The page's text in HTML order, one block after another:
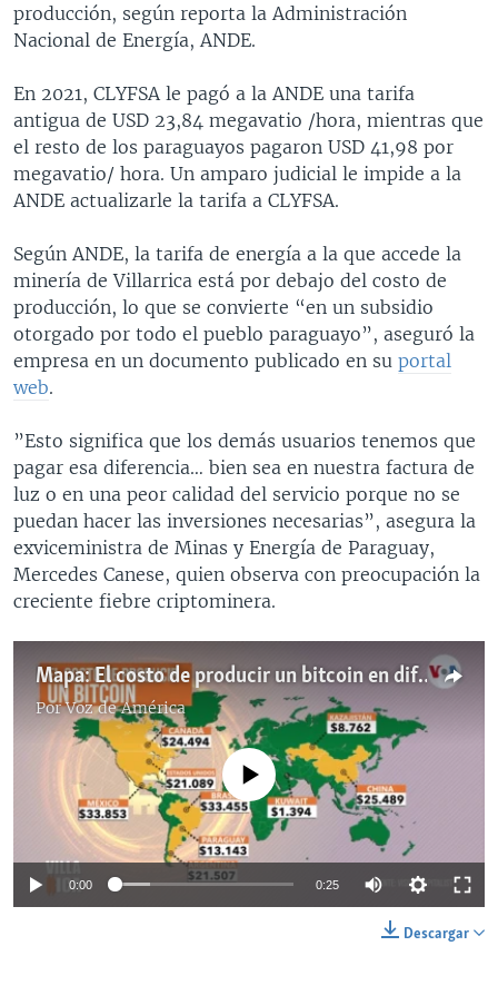
producción, según reporta la Administración
Nacional de Energía, ANDE.
En 2021, CLYFSA le pagó a la ANDE una tarifa
antigua de USD 23,84 megavatio /hora, mientras que
el resto de los paraguayos pagaron USD 41,98 por
megavatio/ hora. Un amparo judicial le impide a la
ANDE actualizarle la tarifa a CLYFSA.
Según ANDE, la tarifa de energía a la que accede la
minería de Villarrica está por debajo del costo de
producción, lo que se convierte “en un subsidio
otorgado por todo el pueblo paraguayo”, aseguró la
empresa en un documento publicado en su portal
web.
”Esto significa que los demás usuarios tenemos que
pagar esa diferencia… bien sea en nuestra factura de
luz o en una peor calidad del servicio porque no se
puedan hacer las inversiones necesarias”, asegura la
exviceministra de Minas y Energía de Paraguay,
Mercedes Canese, quien observa con preocupación la
creciente fiebre criptominera.
Mapa: El costo de producir un bitcoin en diferentes países del mundo
PorVoz de América
No media source currently available
0:00 0:25
Descargar